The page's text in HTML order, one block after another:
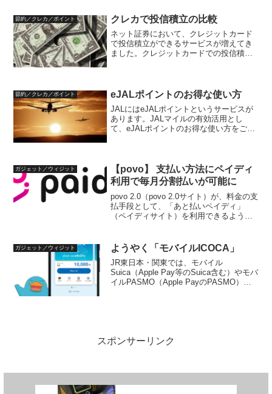
分けていると、ポイントがバラバラと貯
まったり、あるいは利用頻...
節約／クレカ／ポイント クレカで投信積立の比較
ネット証券において、クレジットカード
で投信積立ができるサービスが増えてき
ました。クレジットカードでの投信積立
とめます。最近の動向ネッ...
節約／クレカ／ポイント eJALポイントのお得な使い方
JALにはeJALポイントというサービスが
あります。JALマイルの有効活用とし
て、eJALポイントのお得な使い方をご紹
のS...
ガジェット／ウィジット
【povo】 支払い方法にペイディ
利用で毎月分割払いが可能に
povo 2.0（povo 2.0サイト）が、料金の支
払手段として、「あと払いペイディ」
（ペイディサイト）を利用できるように
く、分割払いにすることが可能です。
pov...
ガジェット／ウィジット ようやく「モバイルICOCA」
JR東日本・関東では、モバイル
Suica（Apple Pay等のSuica含む）やモバ
イルPASMO（Apple PayのPASMO）の
スポンサーリンク